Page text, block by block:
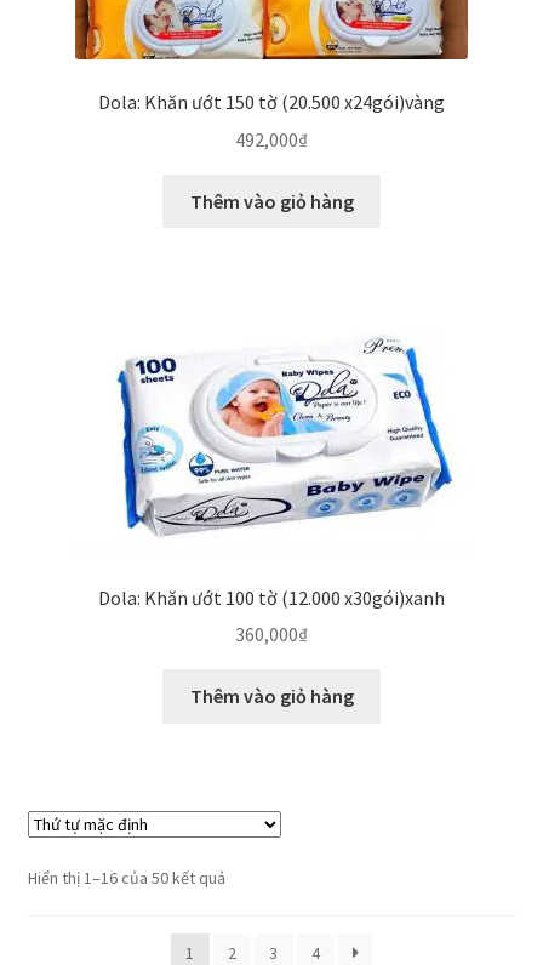
Dola: Khăn ướt 150 tờ (20.500 x24gói)vàng
492,000₫
Thêm vào giỏ hàng
Dola: Khăn ướt 100 tờ (12.000 x30gói)xanh
360,000₫
Thêm vào giỏ hàng
Hiển thị 1–16 của 50 kết quả
1 2 3 4